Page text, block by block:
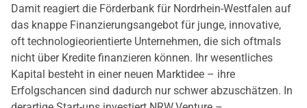
Damit reagiert die Förderbank für Nordrhein-Westfalen auf
das knappe Finanzierungsangebot für junge, innovative,
oft technologieorientierte Unternehmen, die sich oftmals
nicht über Kredite finanzieren können. Ihr wesentliches
Kapital besteht in einer neuen Marktidee – ihre
Erfolgschancen sind dadurch nur schwer abzuschätzen. In